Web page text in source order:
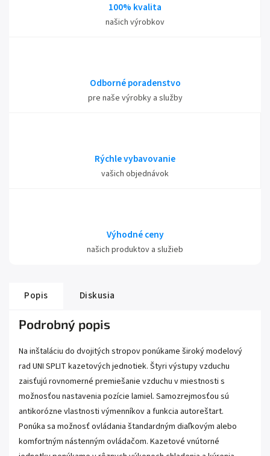
100% kvalita
našich výrobkov
Odborné poradenstvo
pre naše výrobky a služby
Rýchle vybavovanie
vašich objednávok
Výhodné ceny
našich produktov a služieb
Popis Diskusia
Podrobný popis
Na inštaláciu do dvojitých stropov ponúkame široký modelový
rad UNI SPLIT kazetových jednotiek. Štyri výstupy vzduchu
zaisťujú rovnomerné premiešanie vzduchu v miestnosti s
možnosťou nastavenia pozície lamiel. Samozrejmosťou sú
antikorózne vlastnosti výmenníkov a funkcia autoreštart.
Ponúka sa možnosť ovládania štandardným diaľkovým alebo
komfortným nástenným ovládačom. Kazetové vnútorné